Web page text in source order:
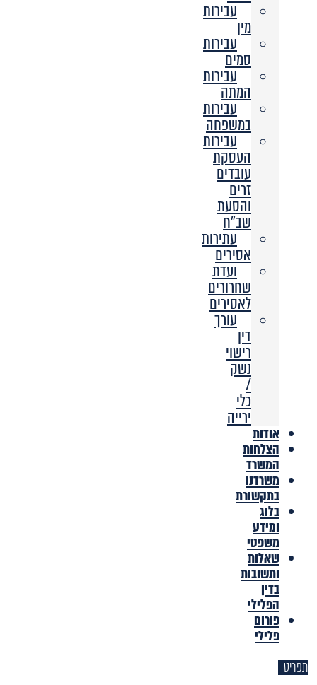
עבירות
מין
עבירות
סמים
עבירות
המתה
עבירות
במשפחה
עבירות
העסקת
עובדים
זרים
והסעת
שב”ח
עתירות
אסירים
ועדת
שחרורים
לאסירים
עורך
דין
רישוי
נשק
/
כלי
ירייה
אודות
הצלחות
המשרד
משרדנו
בתקשורת
בלוג
ומידע
משפטי
שאלות
ותשובות
בדין
הפלילי
פורום
פלילי
תפריט